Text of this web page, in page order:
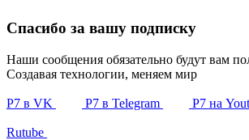
Спасибо за вашу подписку
Наши сообщения обязательно будут вам
Создавая технологии, меняем мир
Р7 в VK Р7 в Telegram Р7 на
Rutube